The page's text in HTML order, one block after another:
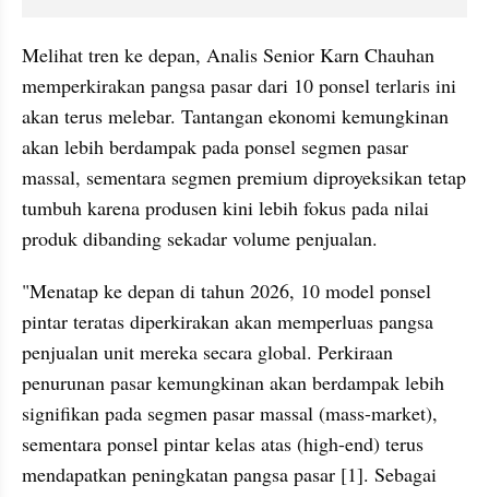
Melihat tren ke depan, Analis Senior Karn Chauhan
memperkirakan pangsa pasar dari 10 ponsel terlaris ini
akan terus melebar. Tantangan ekonomi kemungkinan
akan lebih berdampak pada ponsel segmen pasar
massal, sementara segmen premium diproyeksikan tetap
tumbuh karena produsen kini lebih fokus pada nilai
produk dibanding sekadar volume penjualan.
"Menatap ke depan di tahun 2026, 10 model ponsel
pintar teratas diperkirakan akan memperluas pangsa
penjualan unit mereka secara global. Perkiraan
penurunan pasar kemungkinan akan berdampak lebih
signifikan pada segmen pasar massal (mass-market),
sementara ponsel pintar kelas atas (high-end) terus
mendapatkan peningkatan pangsa pasar [1]. Sebagai